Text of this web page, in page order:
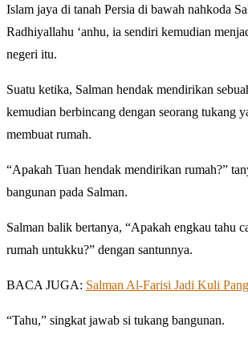
Islam jaya di tanah Persia di bawah nahkoda
Radhiyallahu ‘anhu, ia sendiri kemudian
negeri itu.
Suatu ketika, Salman hendak mendirikan
kemudian berbincang dengan seorang tukang
membuat rumah.
“Apakah Tuan hendak mendirikan rumah?”
bangunan pada Salman.
Salman balik bertanya, “Apakah engkau tahu
rumah untukku?” dengan santunnya.
BACA JUGA: Salman Al-Farisi Jadi Kuli
“Tahu,” singkat jawab si tukang bangunan.